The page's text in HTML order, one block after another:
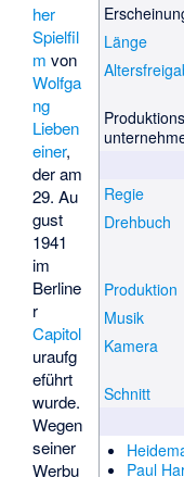
Länge
Regie
Drehbuch
Produktion
Musik
Kamera
Schnitt
Paul
her
Spielfil
m von
Wolfga
ng
Lieben
einer,
der am
29. Au
gust
1941
im
Berline
r
Capitol
uraufg
eführt
wurde.
Wegen
seiner
Werbu